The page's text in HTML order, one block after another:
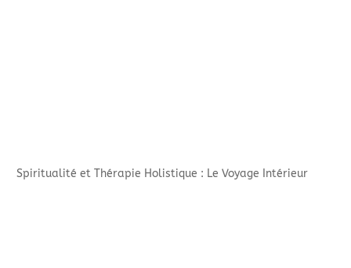
Spiritualité et Thérapie Holistique : Le Voyage Intérieur